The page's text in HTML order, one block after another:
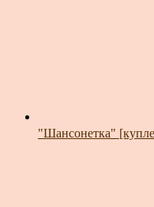
"Шансонетка"